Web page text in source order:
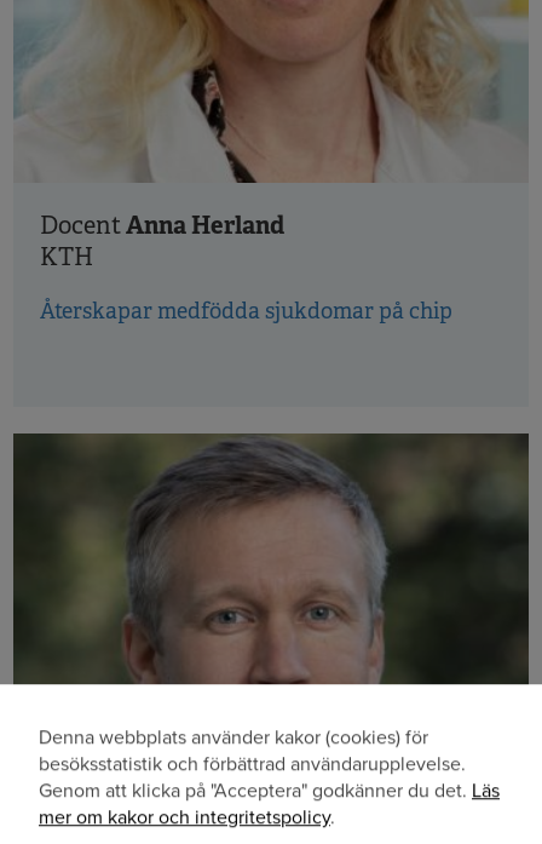
DocentAnna Herland
KTH
Återskapar medfödda sjukdomar på chip
Användning
av
Denna webbplats använder kakor (cookies) för
besöksstatistik och förbättrad användarupplevelse.
Genom att klicka på "Acceptera" godkänner du det. Läs
mer om kakor och integritetspolicy.